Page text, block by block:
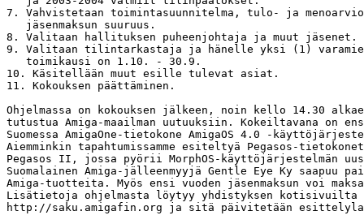
7. Vahvistetaan toimintasuunnitelma, tulo- ja
   jäsenmaksun suuruus.
8. Valitaan hallituksen puheenjohtaja ja muut jäsenet.
9. Valitaan tilintarkastaja ja hänelle yksi (1)
   toimikausi on 1.10. - 30.9.
10. Käsitellään muut esille tulevat asiat.
11. Kokouksen päättäminen.
Ohjelmassa on kokouksen jälkeen, noin kello 14.30
tutustua Amiga-maailman uutuuksiin. Kokeiltavana on
Suomessa AmigaOne-tietokone AmigaOS 4.0 -
Aiemminkin tapahtumissamme esiteltyä Pegasos-
Pegasos II, jossa pyörii MorphOS-käyttöjärjestelmän
Suomalainen Amiga-jälleenmyyjä Gentle Eye Ky saapuu
Amiga-tuotteita. Myös ensi vuoden jäsenmaksun voi
Lisätietoja ohjelmasta löytyy yhdistyksen kotisivuilta
http://saku.amigafin.org ja sitä päivitetään